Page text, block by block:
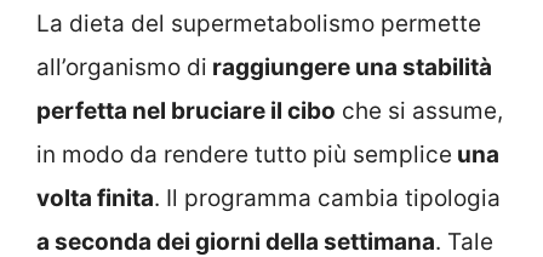
La dieta del supermetabolismo permette
all’organismo di raggiungere una stabilità
perfetta nel bruciare il cibo che si assume,
in modo da rendere tutto più semplice una
volta finita. Il programma cambia tipologia
a seconda dei giorni della settimana. Tale